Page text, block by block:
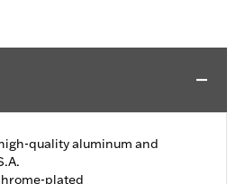
quality aluminum and
plated